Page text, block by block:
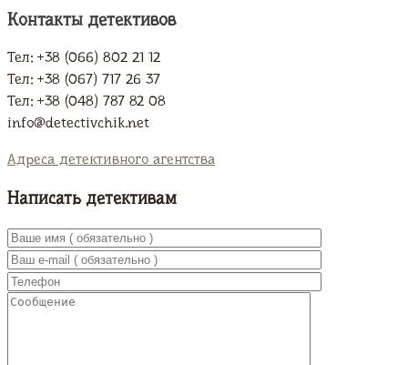
Контакты детективов
Тел: +38 (066) 802 21 12
Тел: +38 (067) 717 26 37
Тел: +38 (048) 787 82 08
info@detectivchik.net
Адреса детективного агентства
Написать детективам